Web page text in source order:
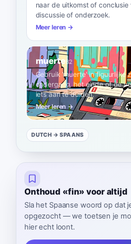
naar de uitkomst of conclusie
discussie of onderzoek.
Meer leren →
muerteB2
Gebruik 'muerte' in figuurlijke
ondergang, het einde of de
iets aan te duiden.
Meer leren →
DUTCH → SPAANS
Onthoud «fin» voor altijd
Sla het Spaanse woord op dat
opgezocht — we toetsen je
hier echt loont.